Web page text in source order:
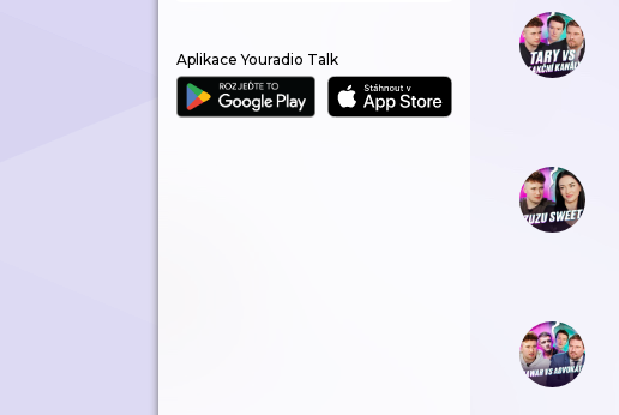
Aplikace Youradio Talk